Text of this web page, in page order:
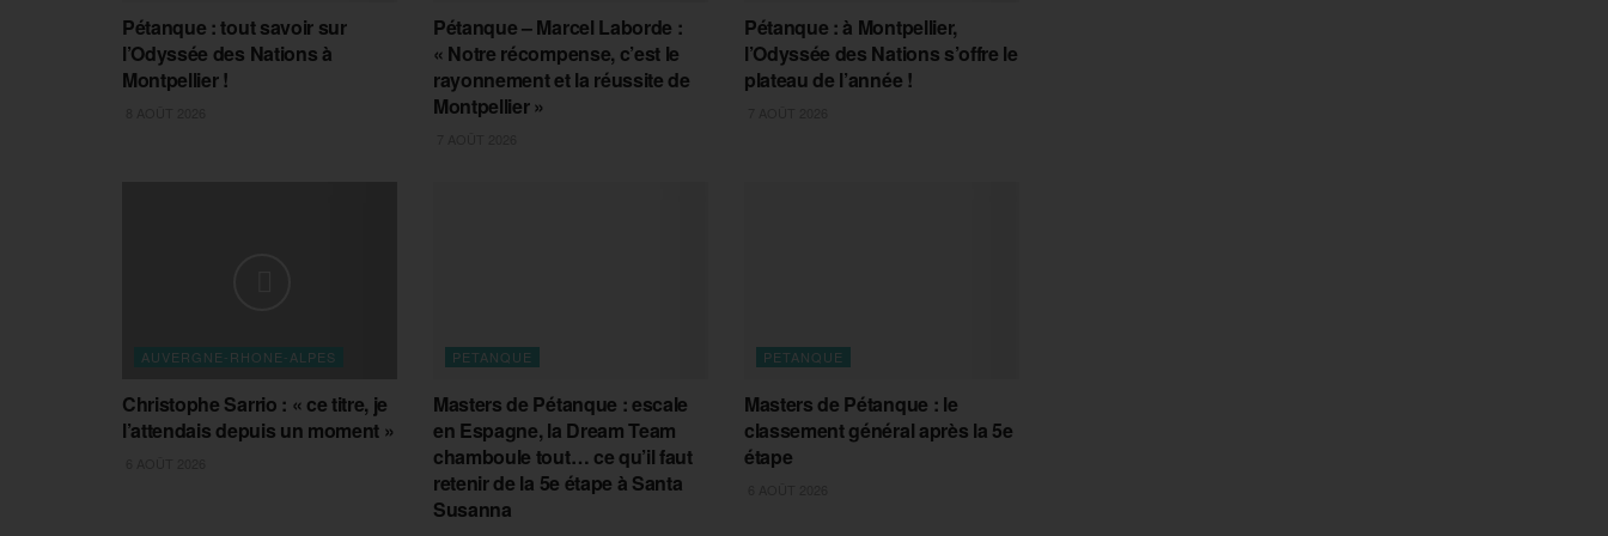
Pétanque : tout savoir sur
l’Odyssée des Nations à
Montpellier !
Pétanque – Marcel Laborde :
« Notre récompense, c’est le
rayonnement et la réussite de
Montpellier »
Pétanque : à Montpellier,
l’Odyssée des Nations s’offre le
plateau de l’année !
AUVERGNE-RHONE-ALPES
Christophe Sarrio : « ce titre, je
l’attendais depuis un moment »
PETANQUE
Masters de Pétanque : escale
en Espagne, la Dream Team
chamboule tout… ce qu’il faut
retenir de la 5e étape à Santa
Susanna
PETANQUE
Masters de Pétanque : le
classement général après la 5e
étape